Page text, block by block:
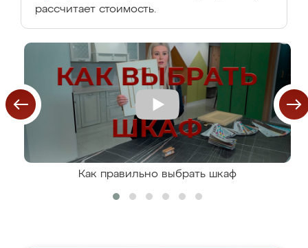
рассчитает стоимость.
Как правильно выбрать шкаф